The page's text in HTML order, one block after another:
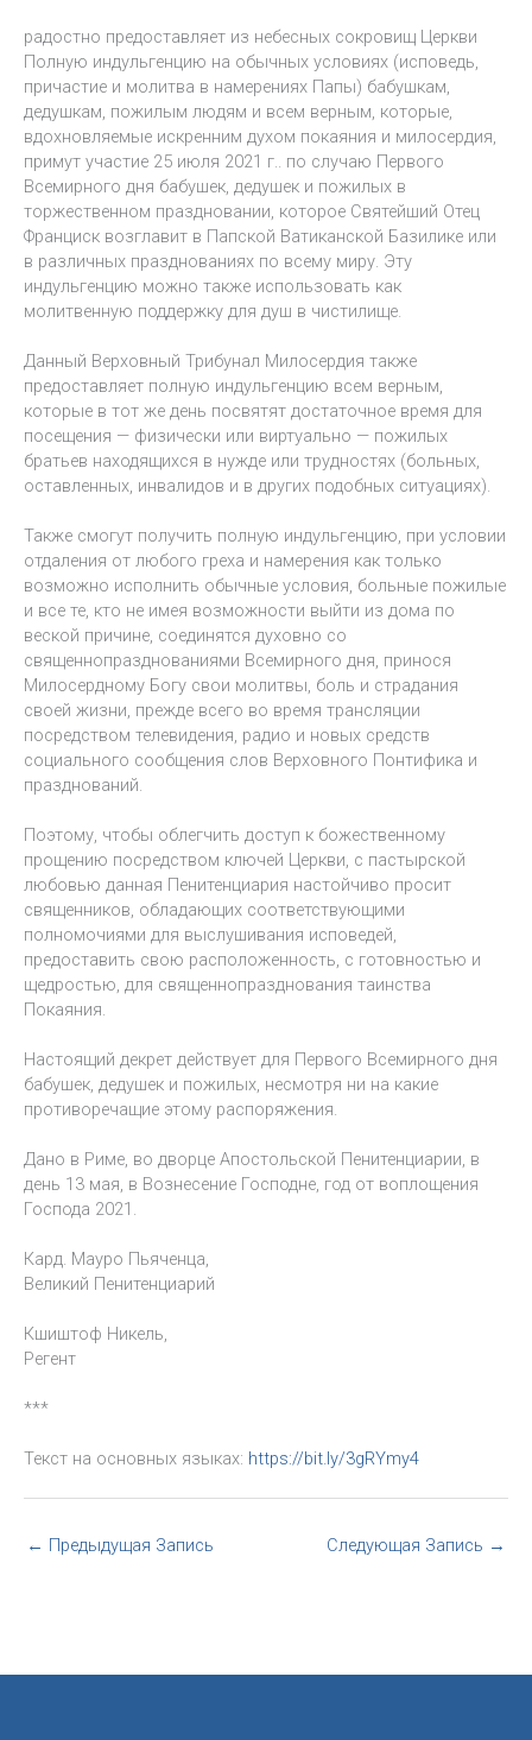
радостно предоставляет из небесных сокровищ Церкви
Полную индульгенцию на обычных условиях (исповедь,
причастие и молитва в намерениях Папы) бабушкам,
дедушкам, пожилым людям и всем верным, которые,
вдохновляемые искренним духом покаяния и милосердия,
примут участие 25 июля 2021 г.. по случаю Первого
Всемирного дня бабушек, дедушек и пожилых в
торжественном праздновании, которое Святейший Отец
Франциск возглавит в Папской Ватиканской Базилике или
в различных празднованиях по всему миру. Эту
индульгенцию можно также использовать как
молитвенную поддержку для душ в чистилище.
Данный Верховный Трибунал Милосердия также
предоставляет полную индульгенцию всем верным,
которые в тот же день посвятят достаточное время для
посещения — физически или виртуально — пожилых
братьев находящихся в нужде или трудностях (больных,
оставленных, инвалидов и в других подобных ситуациях).
Также смогут получить полную индульгенцию, при условии
отдаления от любого греха и намерения как только
возможно исполнить обычные условия, больные пожилые
и все те, кто не имея возможности выйти из дома по
веской причине, соединятся духовно со
священнопразднованиями Всемирного дня, принося
Милосердному Богу свои молитвы, боль и страдания
своей жизни, прежде всего во время трансляции
посредством телевидения, радио и новых средств
социального сообщения слов Верховного Понтифика и
празднований.
Поэтому, чтобы облегчить доступ к божественному
прощению посредством ключей Церкви, с пастырской
любовью данная Пенитенциария настойчиво просит
священников, обладающих соответствующими
полномочиями для выслушивания исповедей,
предоставить свою расположенность, с готовностью и
щедростью, для священнопразднования таинства
Покаяния.
Настоящий декрет действует для Первого Всемирного дня
бабушек, дедушек и пожилых, несмотря ни на какие
противоречащие этому распоряжения.
Дано в Риме, во дворце Апостольской Пенитенциарии, в
день 13 мая, в Вознесение Господне, год от воплощения
Господа 2021.
Кард. Мауро Пьяченца,
Великий Пенитенциарий
Кшиштоф Никель,
Регент
***
Текст на основных языках: https://bit.ly/3gRYmy4
← Предыдущая Запись Следующая Запись →